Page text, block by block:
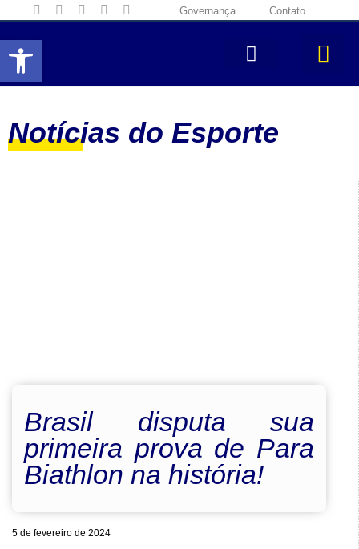
Abrir a barra de ferramentas
Governança Contato
Notícias do Esporte
Brasil disputa sua
primeira prova de Para
Biathlon na história!
5 de fevereiro de 2024